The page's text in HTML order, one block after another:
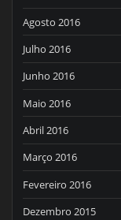
Agosto 2016
Julho 2016
Junho 2016
Maio 2016
Abril 2016
Março 2016
Fevereiro 2016
Dezembro 2015